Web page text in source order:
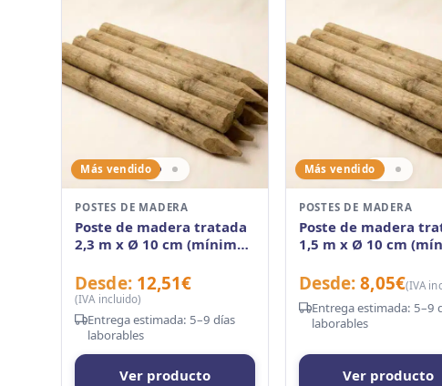
Más vendido
POSTES DE MADERA
Poste de madera tratada
2,3 m x Ø 10 cm (mínimo
Desde: 12,51€
(IVA incluido)
Entrega estimada: 5–9 días
laborables
Ver producto
Más vendido
POSTES DE MADERA
Poste de madera
1,5 m x Ø 10 cm
Desde:8,05€(IVA
Entrega estimada: 5–9
laborables
Ver producto